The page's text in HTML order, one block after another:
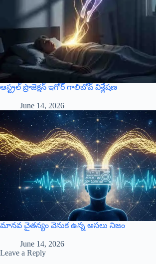
ఆస్ట్రల్ ప్రొజెక్షన్ ఇగోర్ గాలిబోవ్ విశ్లేషణ
June 14, 2026
మానవ చైతన్యం వెనుక ఉన్న అసలు నిజం
June 14, 2026
Leave a Reply